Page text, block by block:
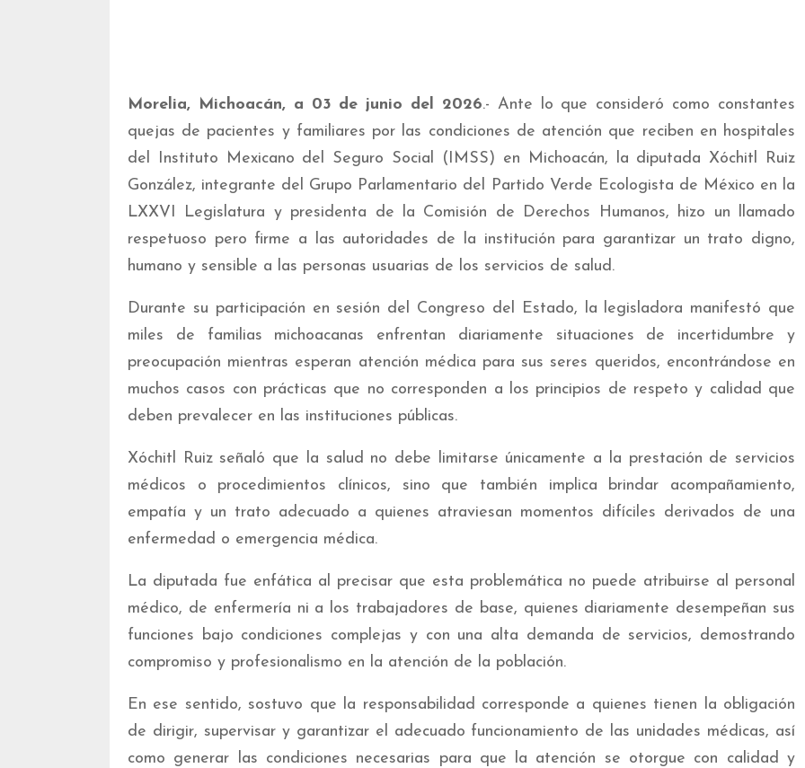
Morelia, Michoacán, a 03 de junio del 2026.- Ante lo que consideró como constantes
quejas de pacientes y familiares por las condiciones de atención que reciben en hospitales
del Instituto Mexicano del Seguro Social (IMSS) en Michoacán, la diputada Xóchitl Ruiz
González, integrante del Grupo Parlamentario del Partido Verde Ecologista de México en la
LXXVI Legislatura y presidenta de la Comisión de Derechos Humanos, hizo un llamado
respetuoso pero firme a las autoridades de la institución para garantizar un trato digno,
humano y sensible a las personas usuarias de los servicios de salud.
Durante su participación en sesión del Congreso del Estado, la legisladora manifestó que
miles de familias michoacanas enfrentan diariamente situaciones de incertidumbre y
preocupación mientras esperan atención médica para sus seres queridos, encontrándose en
muchos casos con prácticas que no corresponden a los principios de respeto y calidad que
deben prevalecer en las instituciones públicas.
Xóchitl Ruiz señaló que la salud no debe limitarse únicamente a la prestación de servicios
médicos o procedimientos clínicos, sino que también implica brindar acompañamiento,
empatía y un trato adecuado a quienes atraviesan momentos difíciles derivados de una
enfermedad o emergencia médica.
La diputada fue enfática al precisar que esta problemática no puede atribuirse al personal
médico, de enfermería ni a los trabajadores de base, quienes diariamente desempeñan sus
funciones bajo condiciones complejas y con una alta demanda de servicios, demostrando
compromiso y profesionalismo en la atención de la población.
En ese sentido, sostuvo que la responsabilidad corresponde a quienes tienen la obligación
de dirigir, supervisar y garantizar el adecuado funcionamiento de las unidades médicas, así
como generar las condiciones necesarias para que la atención se otorgue con calidad y